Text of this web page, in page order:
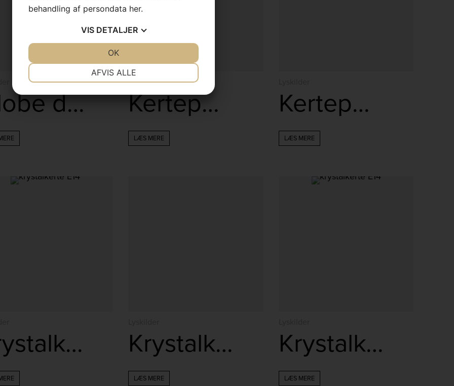
Globe de Luxe 4W
Lyskilder
Kertepærer klar 2,5W
LÆS MERE
Kertepærer klar 4W
LÆS MERE
Krystalkerte snoet klar 2,5W Krystalkerte snoet klar 4,2W
LÆS MERE
Krystalkerte snoet klar 4W
LÆS MERE
behandling af persondata her.
VIS DETALJER
MARKETING STATISTIK
AFVIS ALLE
OK